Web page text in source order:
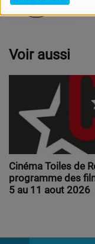
Voir aussi
Cinéma Toiles de
programme des
5 au 11 aout 2026